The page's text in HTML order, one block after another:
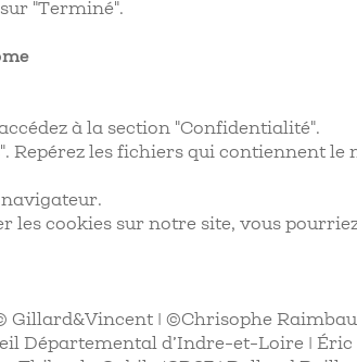
"Terminé".
à la section "Confidentialité".
Repérez les fichiers qui contiennent le
les cookies sur notre site, vous
Gillard&Vincent | ©Chrisophe
Départemental d’Indre-et-Loire |